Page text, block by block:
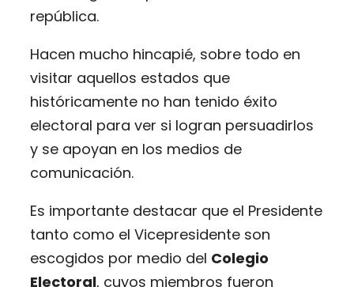
república.
Hacen mucho hincapié, sobre todo en
visitar aquellos estados que
históricamente no han tenido éxito
electoral para ver si logran persuadirlos
y se apoyan en los medios de
comunicación.
Es importante destacar que el Presidente
tanto como el Vicepresidente son
escogidos por medio del Colegio
Electoral, cuyos miembros fueron